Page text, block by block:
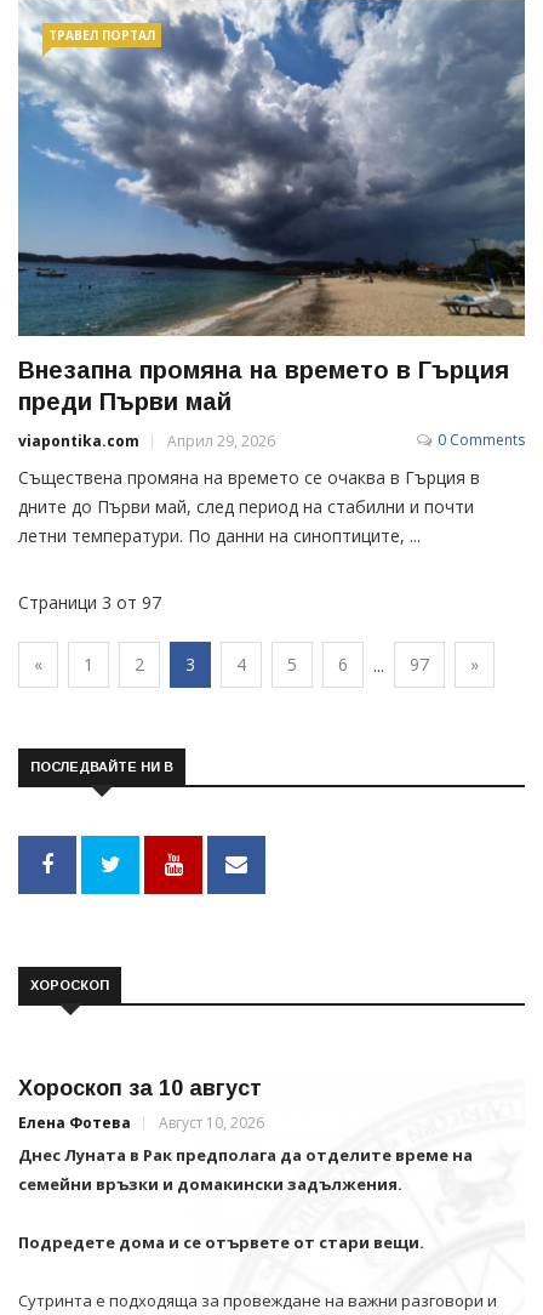
ТРАВЕЛ ПОРТАЛ
Внезапна промяна на времето в Гърция
преди Първи май
viapontika.com Април 29, 2026 0 Comments
Съществена промяна на времето се очаква в Гърция в
дните до Първи май, след период на стабилни и почти
летни температури. По данни на синоптиците, ...
Страници 3 от 97
« 1 2 3 4 5 6 ... 97 »
ПОСЛЕДВАЙТЕ НИ В
ХОРОСКОП
Хороскоп за 10 август
Елена Фотева Август 10, 2026
Днес Луната в Рак предполага да отделите време на
семейни връзки и домакински задължения.
Подредете дома и се отървете от стари вещи.
Сутринта е подходяща за провеждане на важни разговори и